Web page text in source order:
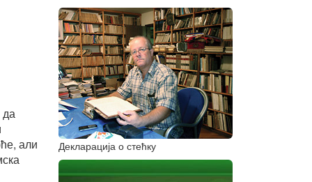
али
Декларација о стећку